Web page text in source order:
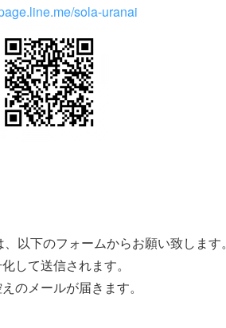
sola-uranai
以下のフォームからお願い致します。
して送信されます。
のメールが届きます。